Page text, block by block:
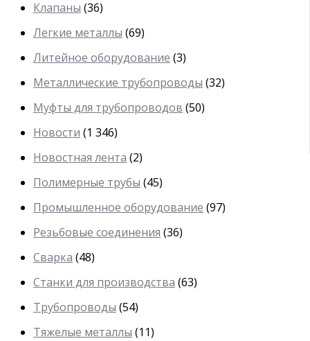
Клапаны (36)
Легкие металлы (69)
Литейное оборудование (3)
Металлические трубопроводы (32)
Муфты для трубопроводов (50)
Новости (1 346)
Новостная лента (2)
Полимерные трубы (45)
Промышленное оборудование (97)
Резьбовые соединения (36)
Сварка (48)
Станки для производства (63)
Трубопроводы (54)
Тяжелые металлы (11)